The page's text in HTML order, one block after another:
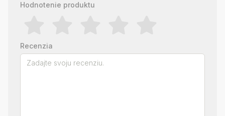
Hodnotenie produktu
Recenzia